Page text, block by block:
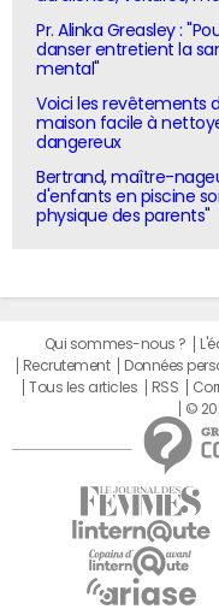
Pr. Alinka Greasley :
danser entretient la
mental"
Voici les revêtements
maison facile à
dangereux
Bertrand, maître-
d'enfants en piscine
physique des parents"
Qui sommes-nous ?
Recrutement
Données
Tous les articles
RSS
©